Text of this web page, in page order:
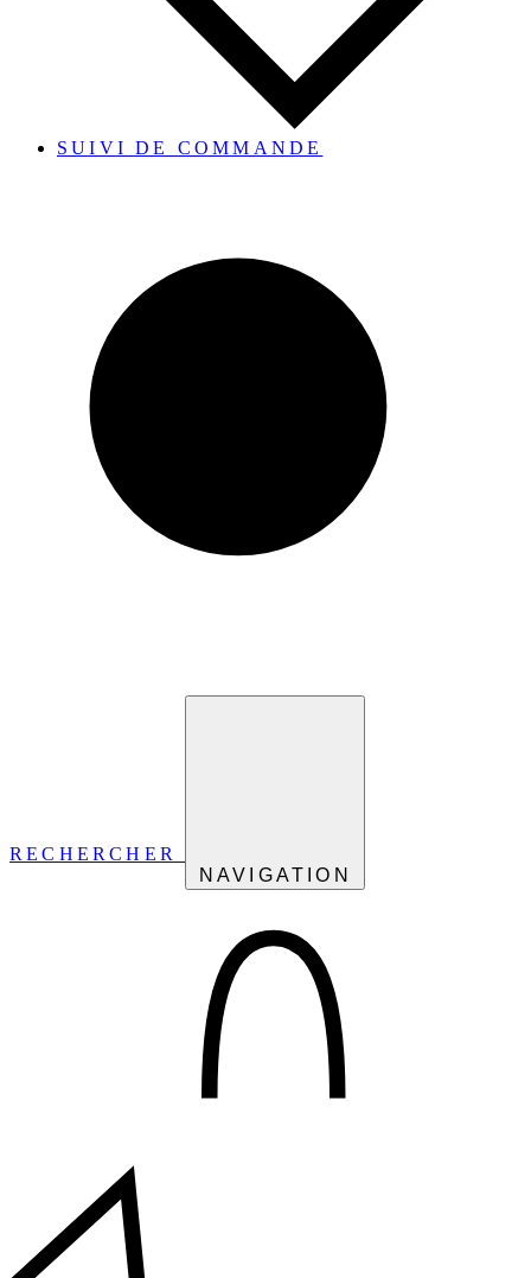
SUIVI DE COMMANDE
RECHERCHER
NAVIGATION